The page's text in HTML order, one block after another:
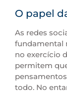
O papel
As redes
fundamental
no exercício
permitem
todo. No